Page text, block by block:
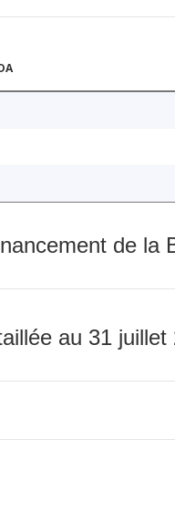
de la
au 31 juillet